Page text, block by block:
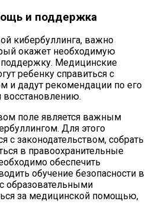
и поддержка
кибербуллинга, важно
окажет необходимую
Медицинские
ребенку справиться с
и дадут рекомендации по его
поле является важным
Для этого
с законодательством, собрать
в правоохранительные
обеспечить
обучение безопасности в
образовательными
за медицинской помощью,